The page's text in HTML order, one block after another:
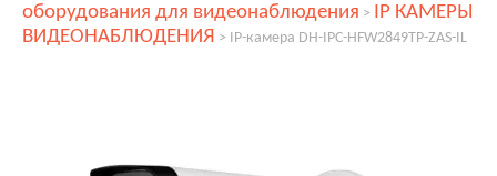
оборудования для видеонаблюдения > IP КАМЕРЫ
ВИДЕОНАБЛЮДЕНИЯ > IP-камера DH-IPC-HFW2849TP-ZAS-IL